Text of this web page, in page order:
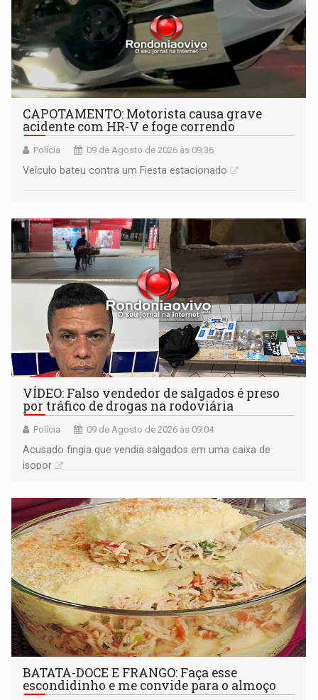
CAPOTAMENTO: Motorista causa grave
acidente com HR-V e foge correndo
Polícia 09 de Agosto de 2026 às 09:36
Veículo bateu contra um Fiesta estacionado
VÍDEO: Falso vendedor de salgados é preso
por tráfico de drogas na rodoviária
Polícia 09 de Agosto de 2026 às 09:04
Acusado fingia que vendia salgados em uma caixa de
isopor
BATATA-DOCE E FRANGO: Faça esse
escondidinho e me convide para o almoço